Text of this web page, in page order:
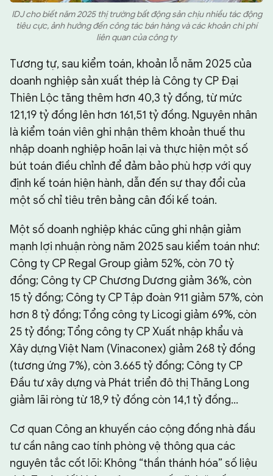
IDJ cho biết năm 2025 thị trường bất động sản chịu nhiều tác động
tiêu cực, ảnh hưởng đến công tác bán hàng và các khoản chi phí
liên quan của công ty
Tương tự, sau kiểm toán, khoản lỗ năm 2025 của
doanh nghiệp sản xuất thép là Công ty CP Đại
Thiên Lộc tăng thêm hơn 40,3 tỷ đồng, từ mức
121,19 tỷ đồng lên hơn 161,51 tỷ đồng. Nguyên nhân
là kiểm toán viên ghi nhận thêm khoản thuế thu
nhập doanh nghiệp hoãn lại và thực hiện một số
bút toán điều chỉnh để đảm bảo phù hợp với quy
định kế toán hiện hành, dẫn đến sự thay đổi của
một số chỉ tiêu trên bảng cân đối kế toán.
Một số doanh nghiệp khác cũng ghi nhận giảm
mạnh lợi nhuận ròng năm 2025 sau kiểm toán như:
Công ty CP Regal Group giảm 52%, còn 70 tỷ
đồng; Công ty CP Chương Dương giảm 36%, còn
15 tỷ đồng; Công ty CP Tập đoàn 911 giảm 57%, còn
hơn 8 tỷ đồng; Tổng công ty Licogi giảm 69%, còn
25 tỷ đồng; Tổng công ty CP Xuất nhập khẩu và
Xây dựng Việt Nam (Vinaconex) giảm 268 tỷ đồng
(tương ứng 7%), còn 3.665 tỷ đồng; Công ty CP
Đầu tư xây dựng và Phát triển đô thị Thăng Long
giảm lãi ròng từ 18,9 tỷ đồng còn 14,1 tỷ đồng…
Cơ quan Công an khuyến cáo cộng đồng nhà đầu
tư cần nâng cao tính phòng vệ thông qua các
nguyên tắc cốt lõi: Không “thần thánh hóa” số liệu